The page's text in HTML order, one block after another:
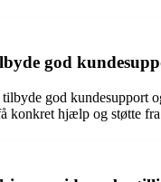
god
god
konkret hjælp og støtte